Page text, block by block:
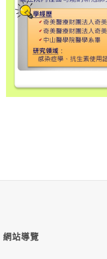
網站導覽